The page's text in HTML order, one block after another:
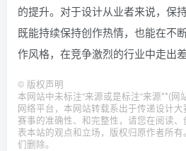
的提升。对于设计从业者来说，保
既能持续保持创作热情，也能在不
作风格，在竞争激烈的行业中走出
© 版权声明
本网站中未标注“来源或是标注“来源**(网
网络平台，本网站转载系出于传递设计
赛事的准确性、和完整性，请您在阅读
表本站的观点和立场，版权归原作者所
们删除。